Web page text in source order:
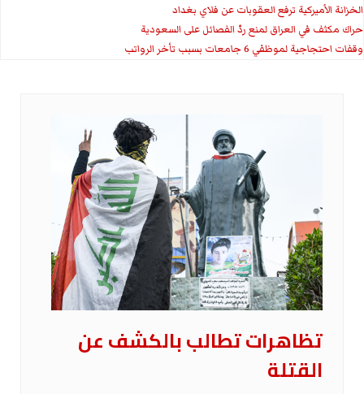
الخزانة الأميركية ترفع العقوبات عن فلاي بغداد
حراك مكثف في العراق لمنع ردّ الفصائل على السعودية
وقفات احتجاجية لموظفي 6 جامعات بسبب تأخر الرواتب
تظاهرات تطالب بالكشف عن
القتلة